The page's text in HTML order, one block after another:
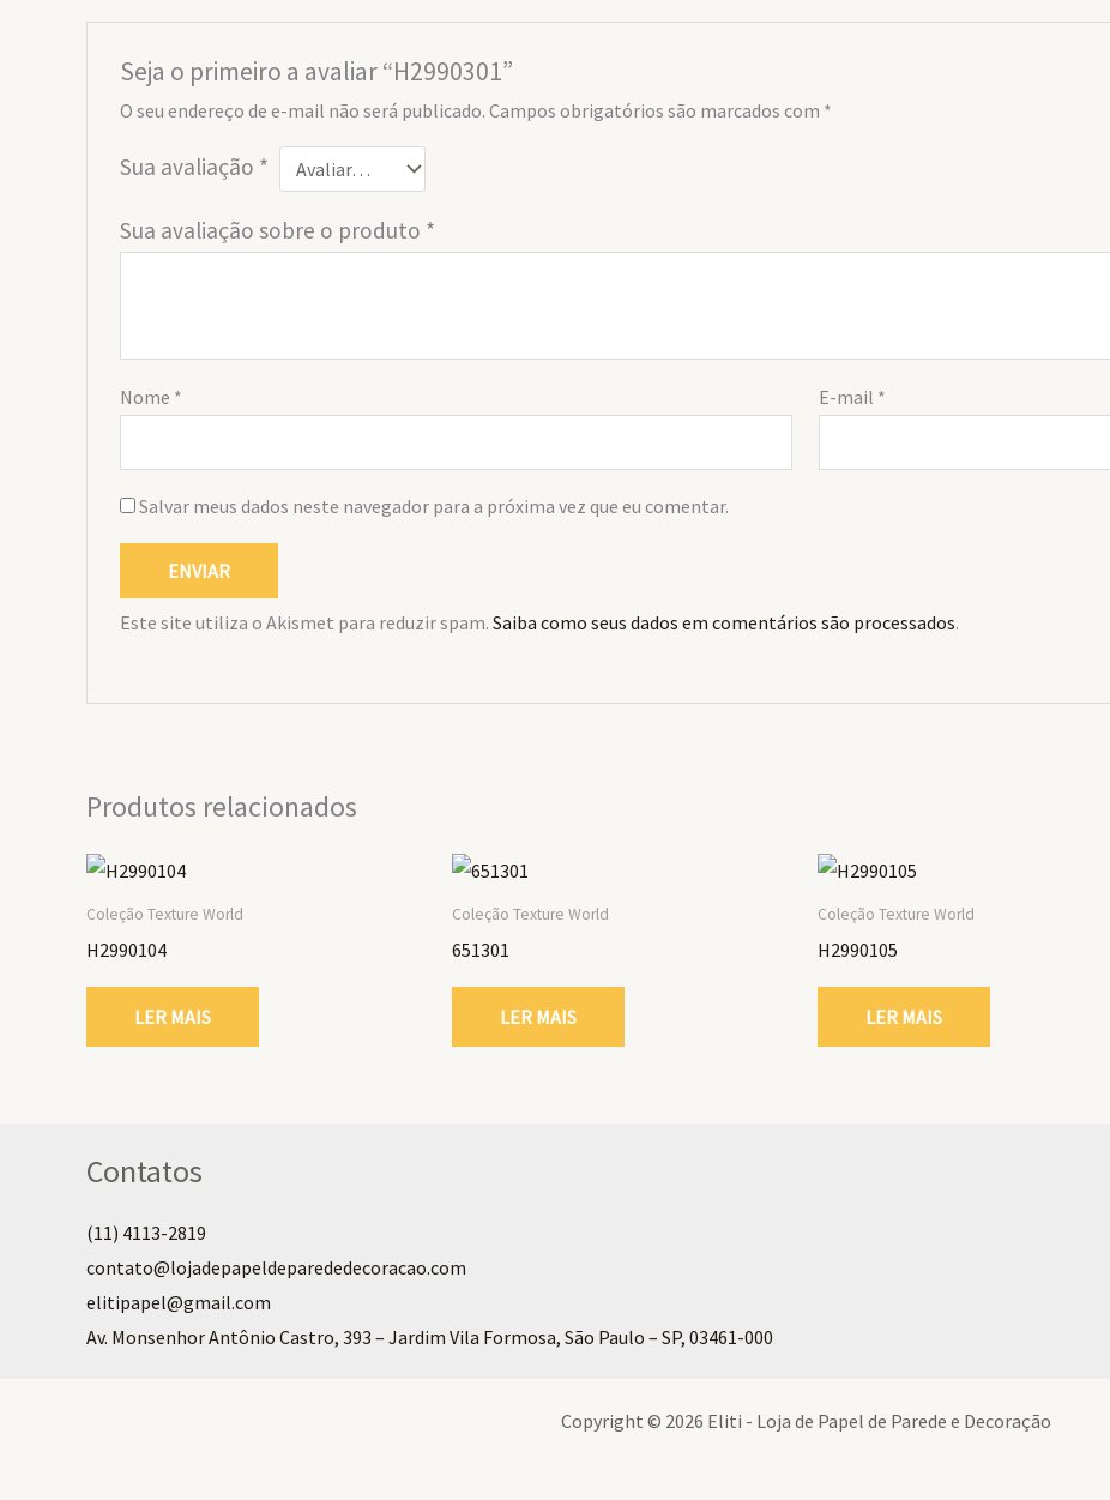
Seja o primeiro a avaliar “H2990301”
O seu endereço de e-mail não será publicado. Campos obrigatórios são marcados com *
Sua avaliação *
Sua avaliação sobre o produto *
Nome * E-mail *
Salvar meus dados neste navegador para a próxima vez que eu comentar.
Este site utiliza o Akismet para reduzir spam. Saiba como seus dados em comentários são processados.
Produtos relacionados
Coleção Texture World
H2990104
LER MAIS
Coleção Texture World
651301
LER MAIS
Coleção Texture World
H2990105
LER MAIS
Contatos
(11) 4113-2819
contato@lojadepapeldeparededecoracao.com
elitipapel@gmail.com​
Av. Monsenhor Antônio Castro, 393 – Jardim Vila Formosa, São Paulo – SP, 03461-000
Copyright © 2026 Eliti - Loja de Papel de Parede e Decoração